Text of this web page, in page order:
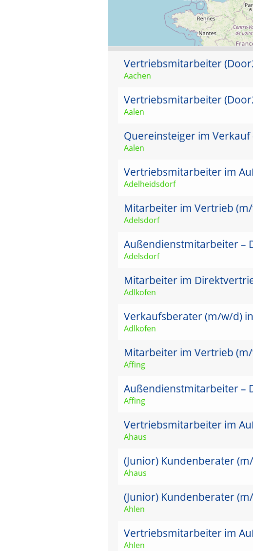
Vertriebsmitarbeiter
Aachen
Vertriebsmitarbeiter
Aalen
Quereinsteiger im
Aalen
Vertriebsmitarbeiter im
Adelheidsdorf
Mitarbeiter im Vertrieb
Adelsdorf
Außendienstmitarbeiter –
Adelsdorf
Mitarbeiter im
Adlkofen
Verkaufsberater (m/w/d)
Adlkofen
Mitarbeiter im Vertrieb
Affing
Außendienstmitarbeiter –
Affing
Vertriebsmitarbeiter im
Ahaus
(Junior) Kundenberater
Ahaus
(Junior) Kundenberater
Ahlen
Vertriebsmitarbeiter im
Ahlen